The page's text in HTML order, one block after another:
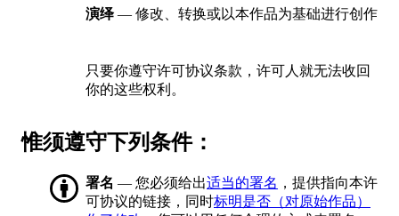
演绎 — 修改、转换或以本作品为基础进行创作
只要你遵守许可协议条款，许可人就无法收回
你的这些权利。
惟须遵守下列条件：
署名 — 您必须给出适当的署名 ，提供指向本许
可协议的链接，同时标明是否（对原始作品）